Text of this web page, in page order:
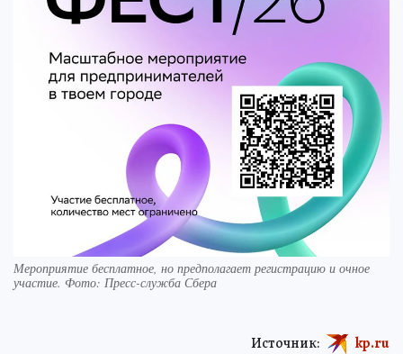
Мероприятие бесплатное, но предполагает регистрацию и очное
участие. Фото: Пресс-служба Сбера
Источник: kp.ru